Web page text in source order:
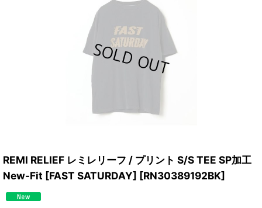
REMI RELIEF レミレリーフ / プリント S/S TEE SP加工
New-Fit [FAST SATURDAY] [RN30389192BK]